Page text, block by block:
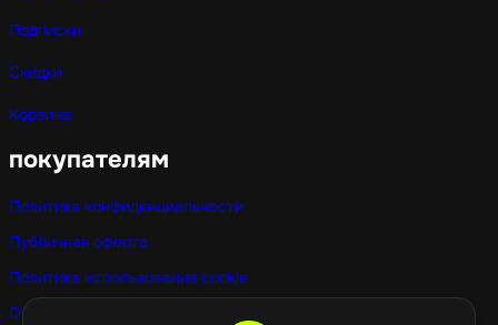
Подписки
Скидки
Корзина
покупателям
Политика конфиденциальности
Публичная оферта
Политика использования cookie
Оптовые покупки